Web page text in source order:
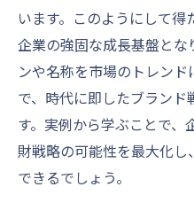
います。このようにして得
企業の強固な成長基盤とな
ンや名称を市場のトレン
で、時代に即したブラン
す。実例から学ぶことで
財戦略の可能性を最大化
できるでしょう。